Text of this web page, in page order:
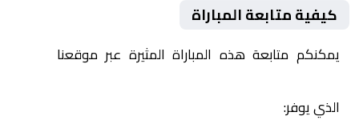
كيفية متابعة المباراة
يمكنكم متابعة هذه المباراة المثيرة عبر موقعنا
الذي يوفر: